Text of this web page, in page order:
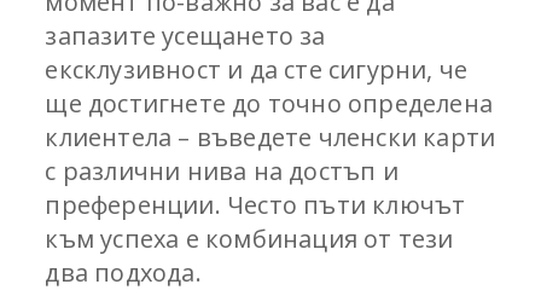
запазите усещането за
ексклузивност и да сте сигурни, че
ще достигнете до точно определена
клиентела – въведете членски карти
с различни нива на достъп и
преференции. Често пъти ключът
към успеха е комбинация от тези
два подхода.